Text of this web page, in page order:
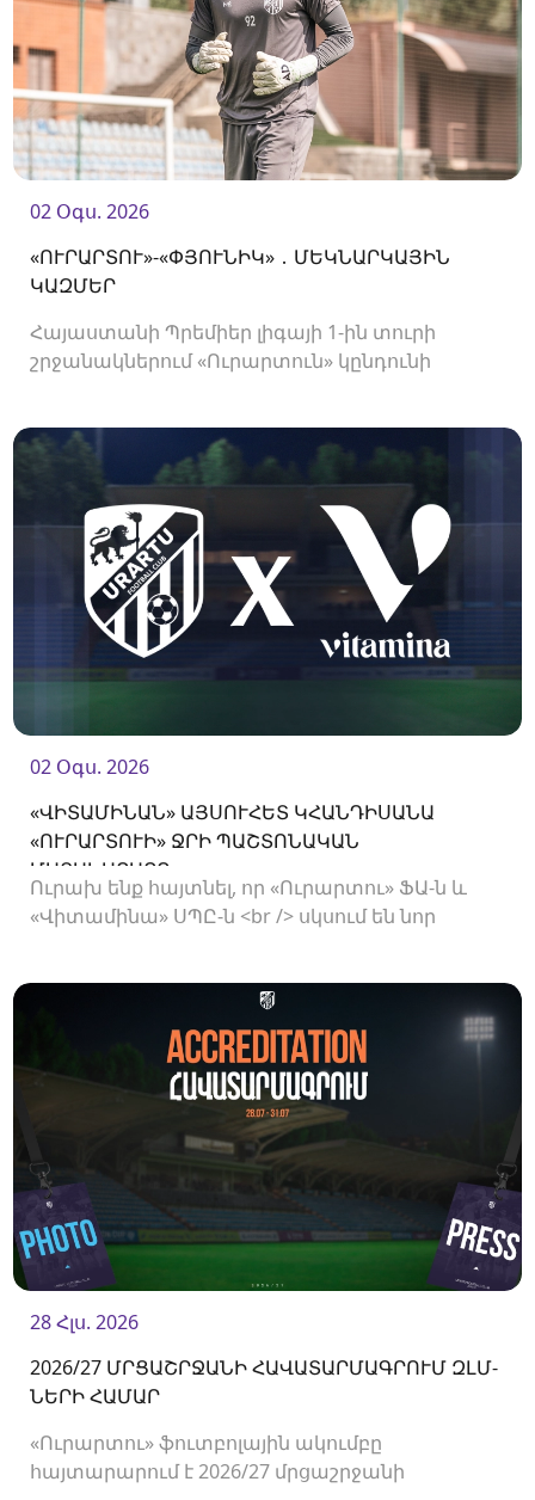
02 Օգս. 2026
«ՈՒՐԱՐՏՈՒ»-«ՓՅՈՒՆԻԿ» ․ ՄԵԿՆԱՐԿԱՅԻՆ
ԿԱԶՄԵՐ
Հայաստանի Պրեմիեր լիգայի 1-ին տուրի
շրջանակներում «Ուրարտուն» կընդունի
02 Օգս. 2026
«ՎԻՏԱՄԻՆԱՆ» ԱՅՍՈՒՀԵՏ ԿՀԱՆԴԻՍԱՆԱ
«ՈՒՐԱՐՏՈՒԻ» ՋՐԻ ՊԱՇՏՈՆԱԿԱՆ
ՄԱՏԱԿԱՐԱՐԸ
Ուրախ ենք հայտնել, որ «Ուրարտու» ՖԱ-ն և
«Վիտամինա» ՍՊԸ-ն <br /> սկսում են նոր
28 Հլս. 2026
2026/27 ՄՐՑԱՇՐՋԱՆԻ ՀԱՎԱՏԱՐՄԱԳՐՈՒՄ ԶԼՄ-
ՆԵՐԻ ՀԱՄԱՐ
«Ուրարտու» ֆուտբոլային ակումբը
հայտարարում է 2026/27 մրցաշրջանի